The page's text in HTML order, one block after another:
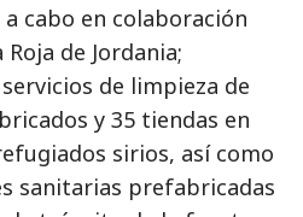
cabo en colaboración
de Jordania;
de limpieza de
y 35 tiendas en
sirios, así como
sanitarias prefabricadas